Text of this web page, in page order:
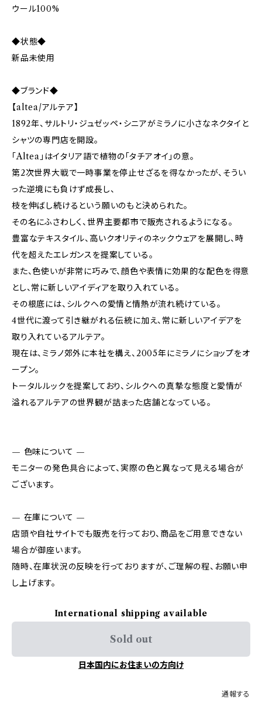
ウール100%
◆状態◆
新品未使用
◆ブランド◆
【altea/アルテア】
1892年、サルトリ・ジュゼッペ・シニアがミラノに小さなネクタイと
シャツの専門店を開設。
「Altea」はイタリア語で植物の「タチアオイ」の意。
第2次世界大戦で一時事業を停止せざるを得なかったが、そうい
った逆境にも負けず成長し、
枝を伸ばし続けるという願いのもと決められた。
その名にふさわしく、世界主要都市で販売されるようになる。
豊富なテキスタイル、高いクオリティのネックウェアを展開し、時
代を超えたエレガンスを提案している。
また、色使いが非常に巧みで、顔色や表情に効果的な配色を得意
とし、常に新しいアイディアを取り入れている。
その根底には、シルクへの愛情と情熱が流れ続けている。
4世代に渡って引き継がれる伝統に加え、常に新しいアイデアを
取り入れているアルテア。
現在は、ミラノ郊外に本社を構え、2005年にミラノにショップをオ
ープン。
トータルルックを提案しており、シルクへの真摯な態度と愛情が
溢れるアルテアの世界観が詰まった店舗となっている。
— 色味について —
モニターの発色具合によって、実際の色と異なって見える場合が
ございます。
— 在庫について —
店頭や自社サイトでも販売を行っており、商品をご用意できない
場合が御座います。
随時、在庫状況の反映を行っておりますが、ご理解の程、お願い申
し上げます。
International shipping available
Sold out
日本国内にお住まいの方向け
通報する